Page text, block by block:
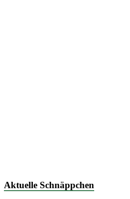
Aktuelle Schnäppchen